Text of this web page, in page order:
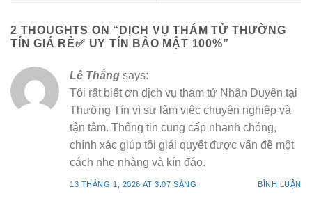
2 THOUGHTS ON “ DỊCH VỤ THÁM TỬ THƯỜNG
TÍN GIÁ RẺ✅ UY TÍN BẢO MẬT 100%”
Lê Thắng says:
Tôi rất biết ơn dịch vụ thám tử Nhân Duyên tại
Thường Tín vì sự làm việc chuyên nghiệp và
tận tâm. Thông tin cung cấp nhanh chóng,
chính xác giúp tôi giải quyết được vấn đề một
cách nhẹ nhàng và kín đáo.
13 THÁNG 1, 2026 AT 3:07 SÁNG BÌNH LUẬN